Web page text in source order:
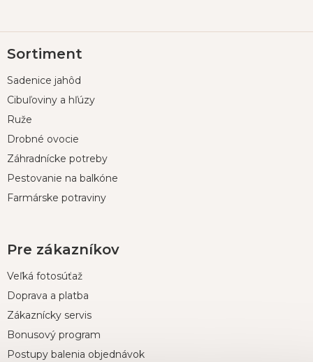
á
ä
Sortiment
Sadenice jahôd
Cibuľoviny a hľúzy
Ruže
Drobné ovocie
Záhradnícke potreby
Pestovanie na balkóne
Farmárske potraviny
Pre zákazníkov
Veľká fotosúťaž
Doprava a platba
Zákaznícky servis
Bonusový program
Postupy balenia objednávok